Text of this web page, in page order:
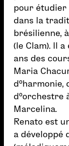
pour étudier
dans la
brésilienne,
(le Clam). Il
ans des
Maria
d¹harmonie,
d¹orchestre
Marcelina.
Renato est
a développé